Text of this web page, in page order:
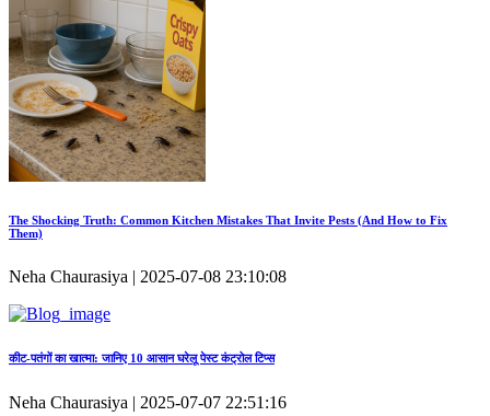
The Shocking Truth: Common Kitchen Mistakes That Invite Pests (And How to Fix
Them)
Neha Chaurasiya | 2025-07-08 23:10:08
कीट‑पतंगों का खात्मा: जानिए 10 आसान घरेलू पेस्ट कंट्रोल टिप्स
Neha Chaurasiya | 2025-07-07 22:51:16